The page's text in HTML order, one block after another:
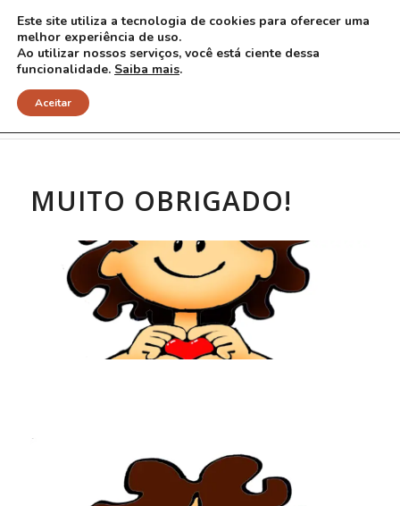
Sobre tratamentos
MUITO OBRIGADO!
Este site utiliza a tecnologia de cookies para oferecer uma
melhor experiência de uso.
Ao utilizar nossos serviços, você está ciente dessa
funcionalidade. Saiba mais.
Aceitar